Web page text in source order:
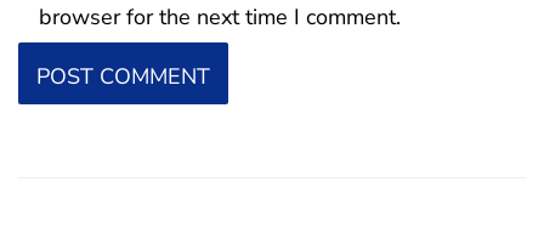
browser for the next time I comment.